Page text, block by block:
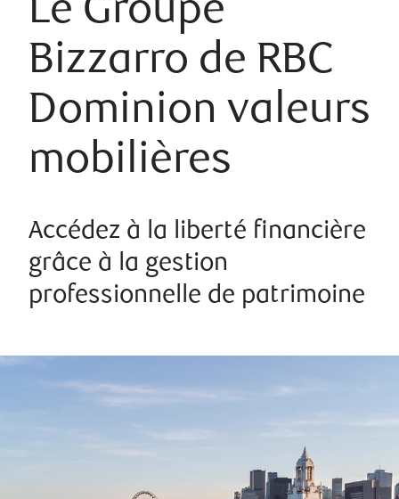
Le Groupe
Bizzarro de RBC
Dominion valeurs
mobilières
Accédez à la liberté financière
grâce à la gestion
professionnelle de patrimoine